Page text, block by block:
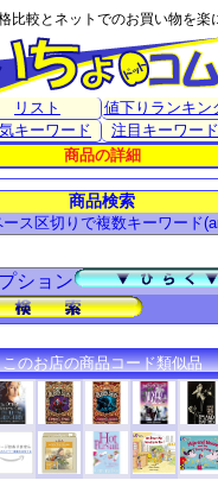
比較とネットでのお買い物を楽
リスト 値下りランキン
キーワード 注目キーワード
商品の詳細
商品検索
ス区切りで複数キーワード
ション
このお店の商品コード類似品